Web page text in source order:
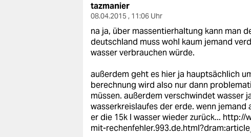
wahrheit
verlag
veranstaltungen
shop
fragen & hilfe
tazmanier
08.04.2015 , 11:06 Uhr
na ja, über massentierhaltung kann man
deutschland muss wohl kaum jemand
wasser verbrauchen würde.
außerdem geht es hier ja hauptsächlich
berechnung wird also nur dann
müssen. außerdem verschwindet wasser
wasserkreislaufes der erde. wenn
er die 15k l wasser wieder zurück... http://
mit-